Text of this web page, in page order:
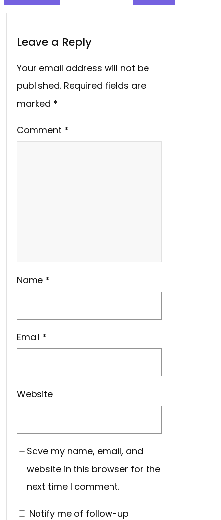
Leave a Reply
Your email address will not be
published. Required fields are
marked *
Comment *
Name *
Email *
Website
Save my name, email, and
website in this browser for the
next time I comment.
Notify me of follow-up